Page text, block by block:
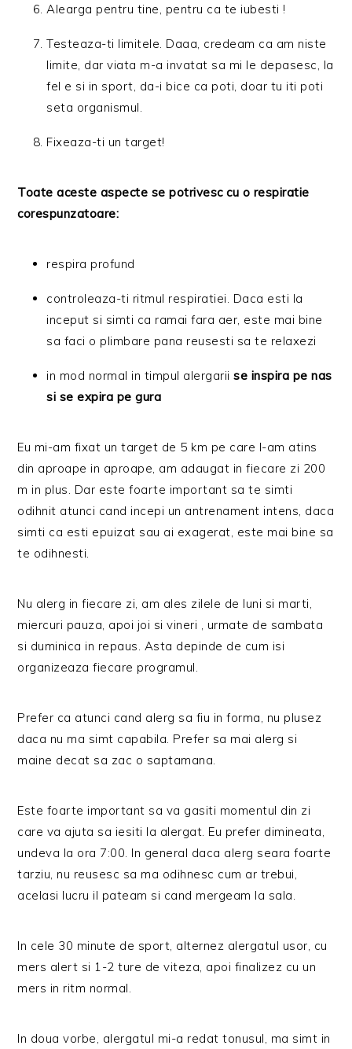
Alearga pentru tine, pentru ca te iubesti !
Testeaza-ti limitele. Daaa, credeam ca am niste
limite, dar viata m-a invatat sa mi le depasesc, la
fel e si in sport, da-i bice ca poti, doar tu iti poti
seta organismul.
Fixeaza-ti un target!
Toate aceste aspecte se potrivesc cu o respiratie
corespunzatoare:
respira profund
controleaza-ti ritmul respiratiei. Daca esti la
inceput si simti ca ramai fara aer, este mai bine
sa faci o plimbare pana reusesti sa te relaxezi
in mod normal in timpul alergariise inspira pe nas
si se expira pe gura
Eu mi-am fixat un target de 5 km pe care l-am atins
din aproape in aproape, am adaugat in fiecare zi 200
m in plus. Dar este foarte important sa te simti
odihnit atunci cand incepi un antrenament intens, daca
simti ca esti epuizat sau ai exagerat, este mai bine sa
te odihnesti.
Nu alerg in fiecare zi, am ales zilele de luni si marti,
miercuri pauza, apoi joi si vineri , urmate de sambata
si duminica in repaus. Asta depinde de cum isi
organizeaza fiecare programul.
Prefer ca atunci cand alerg sa fiu in forma, nu plusez
daca nu ma simt capabila. Prefer sa mai alerg si
maine decat sa zac o saptamana.
Este foarte important sa va gasiti momentul din zi
care va ajuta sa iesiti la alergat. Eu prefer dimineata,
undeva la ora 7:00. In general daca alerg seara foarte
tarziu, nu reusesc sa ma odihnesc cum ar trebui,
acelasi lucru il pateam si cand mergeam la sala.
In cele 30 minute de sport, alternez alergatul usor, cu
mers alert si 1-2 ture de viteza, apoi finalizez cu un
mers in ritm normal.
In doua vorbe, alergatul mi-a redat tonusul, ma simt in